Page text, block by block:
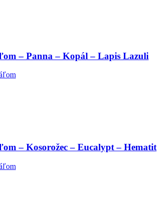
– Panna – Kopál – Lapis Lazuli
– Kosorožec – Eucalypt – Hematit